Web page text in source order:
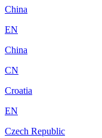
China
EN
China
CN
Croatia
EN
Czech Republic